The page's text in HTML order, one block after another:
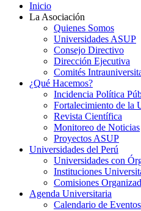
Inicio
La Asociación
Quienes Somos
Universidades ASUP
Consejo Directivo
Dirección Ejecutiva
Comités
¿Qué Hacemos?
Incidencia Política
Fortalecimiento de la
Revista Científica
Monitoreo de Noticias
Proyectos ASUP
Universidades del Perú
Universidades con
Instituciones
Comisiones
Agenda Universitaria
Calendario de Eventos